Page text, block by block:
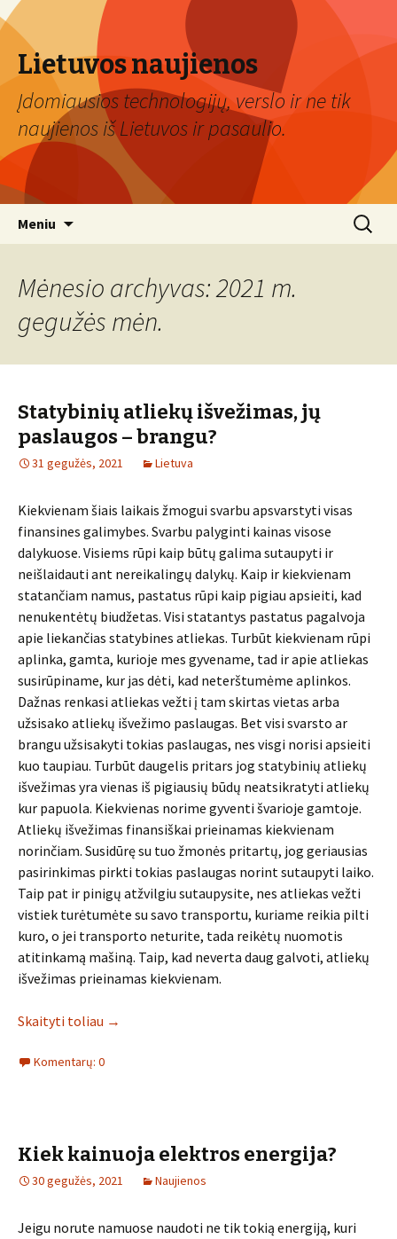
Lietuvos naujienos
Įdomiausios technologijų, verslo ir ne tik
naujienos iš Lietuvos ir pasaulio.
Meniu Ieškoti:
Mėnesio archyvas: 2021 m.
gegužės mėn.
Statybinių atliekų išvežimas, jų
paslaugos – brangu?
31 gegužės, 2021 Lietuva
Kiekvienam šiais laikais žmogui svarbu apsvarstyti visas
finansines galimybes. Svarbu palyginti kainas visose
dalykuose. Visiems rūpi kaip būtų galima sutaupyti ir
neišlaidauti ant nereikalingų dalykų. Kaip ir kiekvienam
statančiam namus, pastatus rūpi kaip pigiau apsieiti, kad
nenukentėtų biudžetas. Visi statantys pastatus pagalvoja
apie liekančias statybines atliekas. Turbūt kiekvienam rūpi
aplinka, gamta, kurioje mes gyvename, tad ir apie atliekas
susirūpiname, kur jas dėti, kad neterštumėme aplinkos.
Dažnas renkasi atliekas vežti į tam skirtas vietas arba
užsisako atliekų išvežimo paslaugas. Bet visi svarsto ar
brangu užsisakyti tokias paslaugas, nes visgi norisi apsieiti
kuo taupiau. Turbūt daugelis pritars jog statybinių atliekų
išvežimas yra vienas iš pigiausių būdų neatsikratyti atliekų
kur papuola. Kiekvienas norime gyventi švarioje gamtoje.
Atliekų išvežimas finansiškai prieinamas kiekvienam
norinčiam. Susidūrę su tuo žmonės pritartų, jog geriausias
pasirinkimas pirkti tokias paslaugas norint sutaupyti laiko.
Taip pat ir pinigų atžvilgiu sutaupysite, nes atliekas vežti
vistiek turėtumėte su savo transportu, kuriame reikia pilti
kuro, o jei transporto neturite, tada reikėtų nuomotis
atitinkamą mašiną. Taip, kad neverta daug galvoti, atliekų
išvežimas prieinamas kiekvienam.
Skaityti toliau →
Komentarų: 0
Kiek kainuoja elektros energija?
30 gegužės, 2021 Naujienos
Jeigu norute namuose naudoti ne tik tokią energiją, kuri